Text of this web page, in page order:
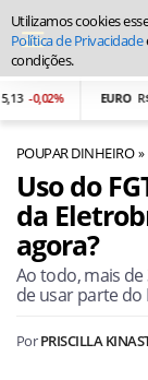
-0,02% EURO R$
POUPAR DINHEIRO
Uso do
da
agora?
Ao todo, mais
de usar parte do
PorPRISCILLA
Utilizamos cookies
Política de Privacidade
condições.